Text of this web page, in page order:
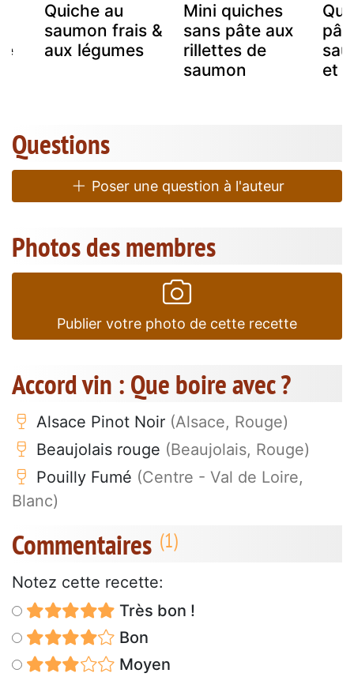
Quiche au
saumon frais &
aux légumes
Mini quiches
sans pâte aux
rillettes de
saumon
et
Questions
Poser une question à l'auteur
Photos des membres
Publier votre photo de cette recette
Accord vin : Que boire avec ?
Alsace Pinot Noir (Alsace, Rouge)
Beaujolais rouge (Beaujolais, Rouge)
Pouilly Fumé (Centre - Val de Loire,
Blanc)
Commentaires
Notez cette recette:
Très bon !
Bon
Moyen